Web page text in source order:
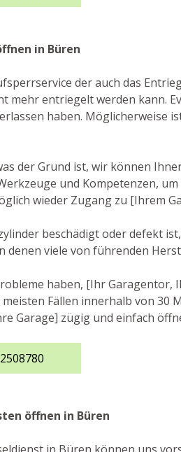
in Büren
der auch das
mehr entriegelt werden kann.
haben. Möglicherweise
der Grund ist, wir können
und Kompetenzen,
wieder Zugang zu [Ihrem
beschädigt oder defekt
denen viele von führenden
haben, [Ihr
Fällen innerhalb von
Garage] zügig und einfach
öffnen in Büren